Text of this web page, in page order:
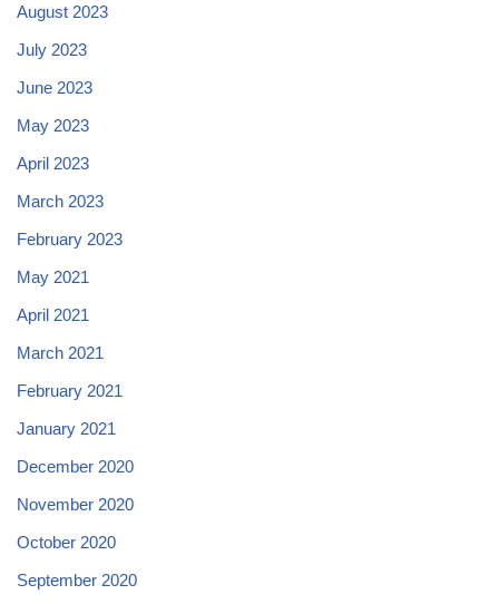
August 2023
July 2023
June 2023
May 2023
April 2023
March 2023
February 2023
May 2021
April 2021
March 2021
February 2021
January 2021
December 2020
November 2020
October 2020
September 2020